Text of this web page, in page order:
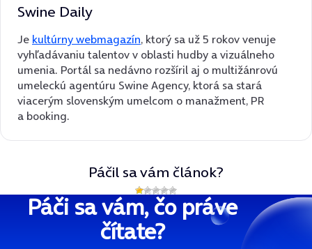
Swine Daily
Je kultúrny webmagazín, ktorý sa už 5 rokov venuje
vyhľadávaniu talentov v oblasti hudby a vizuálneho
umenia. Portál sa nedávno rozšíril aj o multižánrovú
umeleckú agentúru Swine Agency, ktorá sa stará
viacerým slovenským umelcom o manažment, PR
a booking.
Páčil sa vám článok?
Páči sa vám, čo práve
čítate?